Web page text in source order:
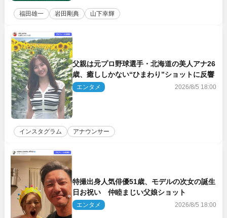
福田雄一 岩田剛典 山下幸輝
父親は元プロ野球選手・北海道の美人アナ26
歳、癒ししかない“ひまわり”ショットに反響
エンタメ 2026/8/5 18:00
インスタグラム アナウンサー
特撮出身人気俳優51歳、モデルの次女の誕生
日お祝い 仲睦まじい父娘ショット
エンタメ 2026/8/5 18:00